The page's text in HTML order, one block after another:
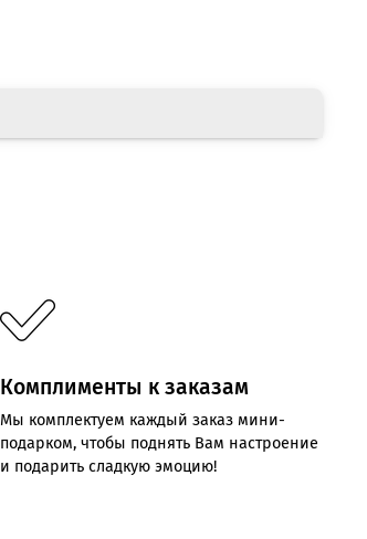
Комплименты к заказам
Мы комплектуем каждый заказ мини-
подарком, чтобы поднять Вам настроение
и подарить сладкую эмоцию!